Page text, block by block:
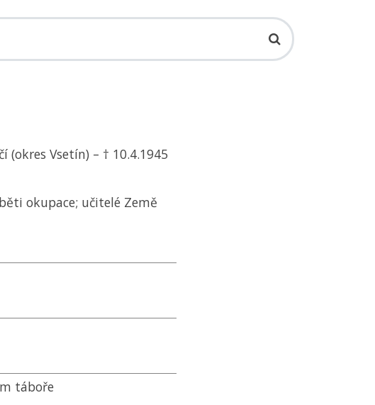
(okres Vsetín) – † 10.4.1945
okupace; učitelé Země
táboře